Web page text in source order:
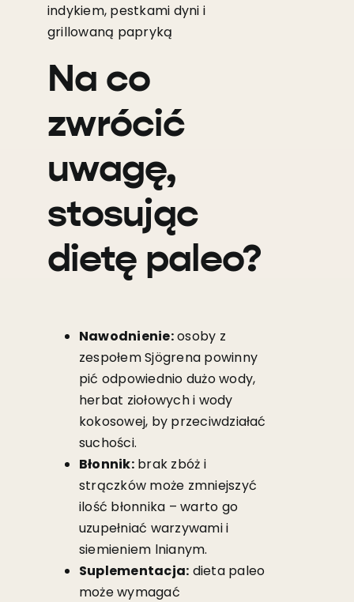
indykiem, pestkami dyni i
grillowaną papryką
Na co
zwrócić
uwagę,
stosując
dietę paleo?
Nawodnienie:osoby z
zespołem Sjögrena powinny
pić odpowiednio dużo wody,
herbat ziołowych i wody
kokosowej, by przeciwdziałać
suchości.
Błonnik:brak zbóż i
strączków może zmniejszyć
ilość błonnika – warto go
uzupełniać warzywami i
siemieniem lnianym.
Suplementacja: dieta paleo
może wymagać